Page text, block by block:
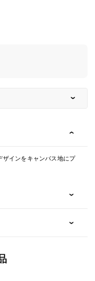
インをキャンバス地にプ